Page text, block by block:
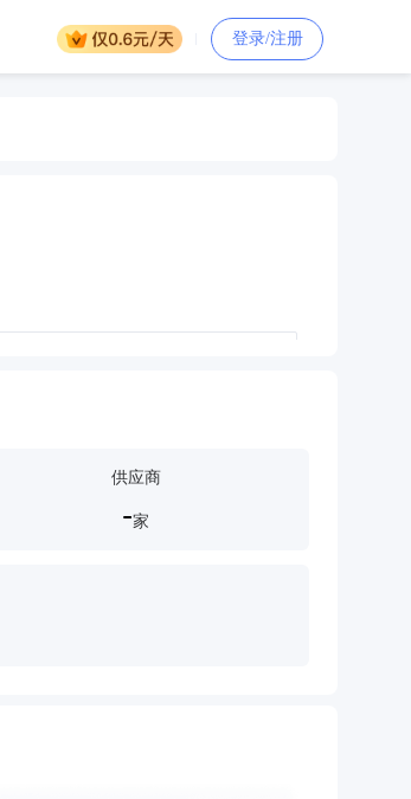
登录/注册
供应商
-家